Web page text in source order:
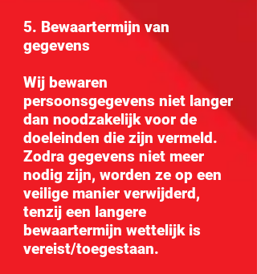
5. Bewaartermijn van
gegevens
Wij bewaren
persoonsgegevens niet langer
dan noodzakelijk voor de
doeleinden die zijn vermeld.
Zodra gegevens niet meer
nodig zijn, worden ze op een
veilige manier verwijderd,
tenzij een langere
bewaartermijn wettelijk is
vereist/toegestaan.